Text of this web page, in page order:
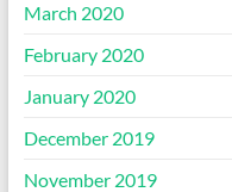
March 2020
February 2020
January 2020
December 2019
November 2019